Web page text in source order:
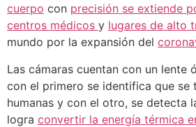
cuerpo con precisión se extiende
centros médicos y lugares de alto
mundo por la expansión del
Las cámaras cuentan con un lente
con el primero se identifica que se
humanas y con el otro, se detecta
logra convertir la energía térmica